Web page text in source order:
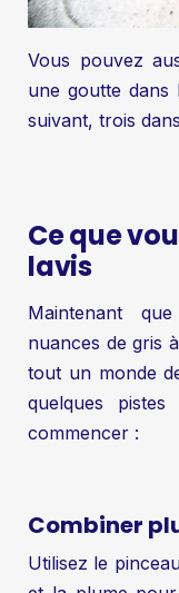
Vous pouvez
une goutte dans
suivant, trois
Ce que
lavis
Maintenant
nuances de gris
tout un monde
quelques
commencer :
Combiner
Utilisez le